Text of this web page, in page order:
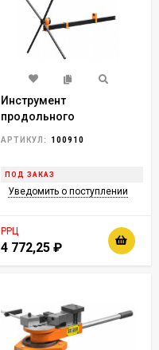
Инструмент
продольного
АРТИКУЛ: 100910
ПОД ЗАКАЗ
Уведомить о поступлении
РРЦ
4 772,25 ₽